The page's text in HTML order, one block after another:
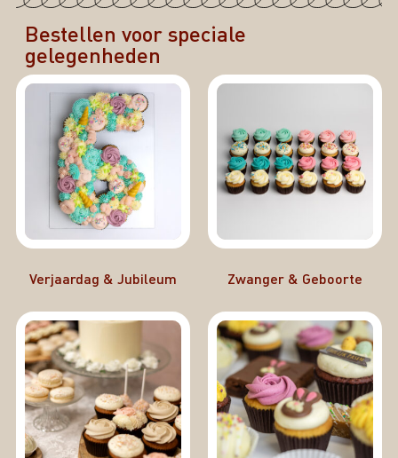
Bestellen voor speciale
gelegenheden
Verjaardag & Jubileum Zwanger & Geboorte